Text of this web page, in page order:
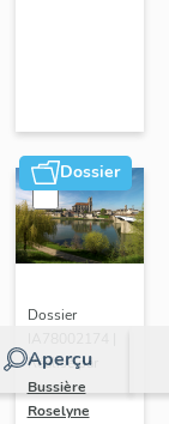
Dossier
Aperçu
Dossier
Réalisé par
Bussière
Roselyne